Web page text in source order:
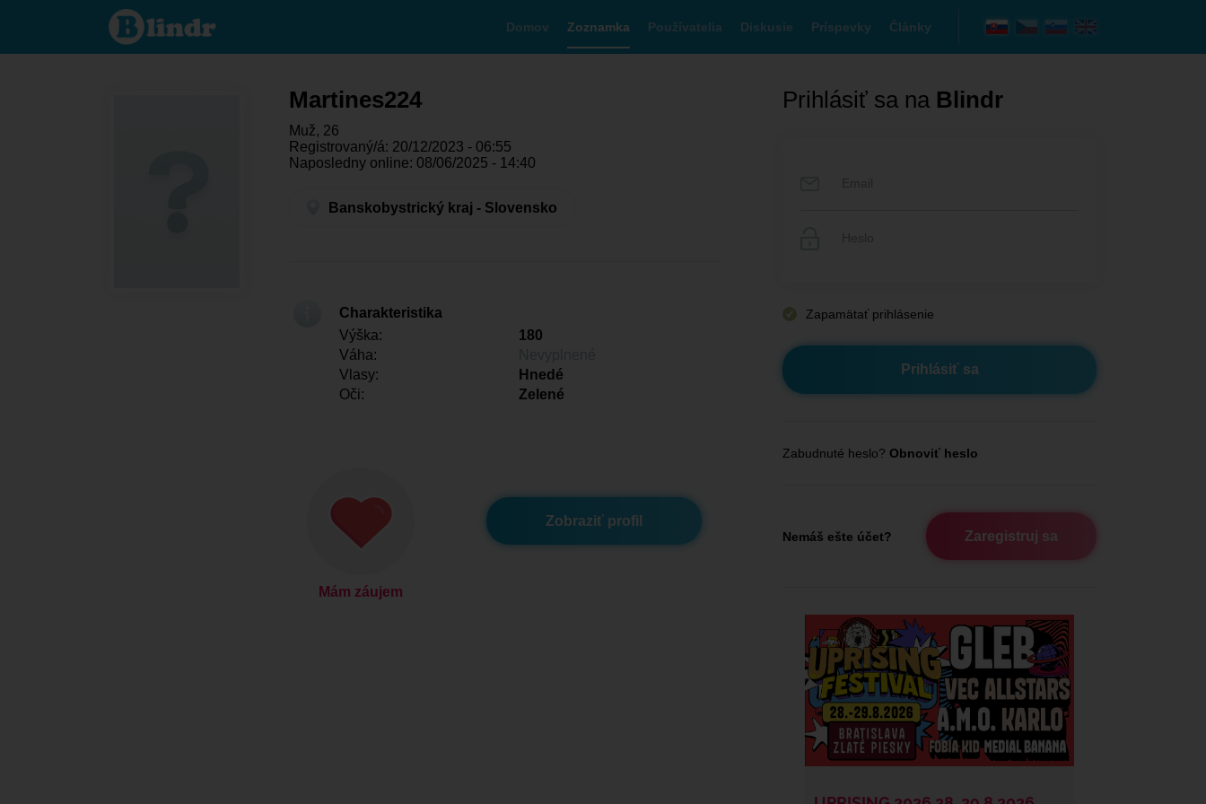
Martines224 -
On hľadá
niekoho
Domov Zoznamka Používatelia Diskusie Príspevky Články
Martines224
Muž, 26
Registrovaný/á: 20/12/2023 - 06:55
Naposledny online: 08/06/2025 - 14:40
Banskobystrický kraj - Slovensko
Charakteristika
Výška:
180
Váha:
Vlasy:
Hnedé
Oči:
Zelené
Mám záujem
Zobraziť profil
Prihlásiť sa na Blindr
Zapamätať prihlásenie
Zabudnuté heslo? Obnoviť heslo
Nemáš ešte účet? Zaregistruj sa